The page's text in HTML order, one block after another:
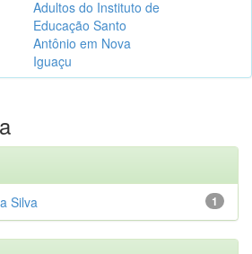
Adultos do Instituto de
Educação Santo
Antônio em Nova
Iguaçu
1
Silva